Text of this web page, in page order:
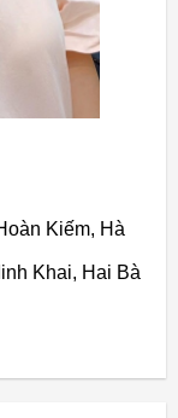
Kiếm, Hà
Khai, Hai Bà